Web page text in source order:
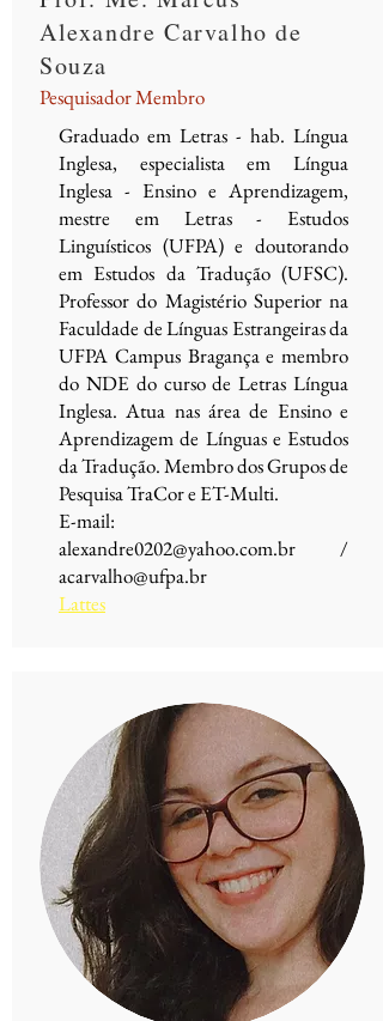
Alexandre Carvalho de
Souza
Pesquisador Membro
Graduado em Letras - hab. Língua
Inglesa, especialista em Língua
Inglesa - Ensino e Aprendizagem,
mestre em Letras - Estudos
Linguísticos (UFPA) e doutorando
em Estudos da Tradução (UFSC).
Professor do Magistério Superior na
Faculdade de Línguas Estrangeiras da
UFPA Campus Bragança e membro
do NDE do curso de Letras Língua
Inglesa. Atua nas área de Ensino e
Aprendizagem de Línguas e Estudos
da Tradução. Membro dos Grupos de
Pesquisa TraCor e ET-Multi.
E-mail:
alexandre0202@yahoo.com.br /
acarvalho@ufpa.br
Lattes